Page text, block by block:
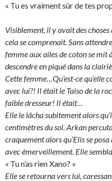
« Tu es vraiment sûr de tes
Visiblement, il y avait des
cela se comprenait. Sans
femme aux ailes de coton se mit
descendre en piqué dans la
Cette femme…Qu’est-ce qu’elle
avec lui?! Il était le Taiso de la
faible dresseur! Il était…
Elle le lâcha subitement alors
centimètres du sol. Arkan
craquement alors qu’Elis se
avec émerveillement. Elle
« Tu n’as rien Xano? »
Elle se retourna vers lui,